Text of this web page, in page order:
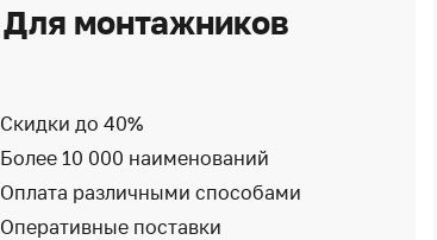
Для монтажников
Скидки до 40%
Более 10 000 наименований
Оплата различными способами
Оперативные поставки